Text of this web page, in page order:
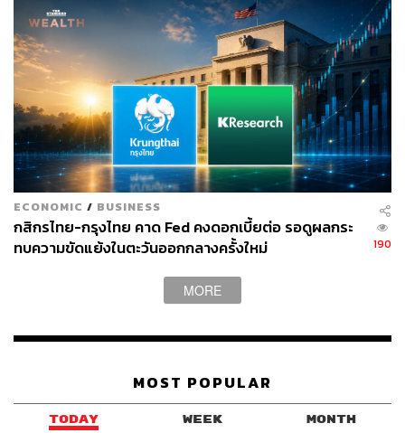
-march-ends
สามารถติดตาม THE STANDARD WEALTH
ผ่านแอปพลิเคชันต่างๆ ที่คุณสะดวกหรือใช้งานอยู่แล้วได้เลย
TAGS: เงินดอลลาร์ เงินเฟ้อสหรัฐฯ
เงินเยน
เงินดอลลาร์ออสเตรเลีย
ธนาคารกลางสหรัฐฯ (Fed)
ECONOMIC / BUSINESS
กสิกรไทย-กรุงไทย คาด Fed คงดอกเบี้ยต่อ รอดูผลกระ
ทบความขัดแย้งในตะวันออกกลางครั้งใหม่
190
MORE
MOST POPULAR
TODAY WEEK MONTH